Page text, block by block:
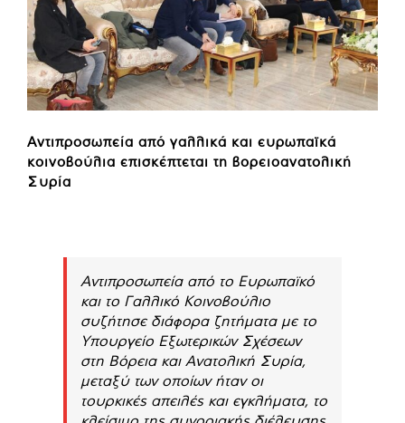
Αντιπροσωπεία από γαλλικά και ευρωπαϊκά
κοινοβούλια επισκέπτεται τη βορειοανατολική
Συρία
Αντιπροσωπεία από το Ευρωπαϊκό
και το Γαλλικό Κοινοβούλιο
συζήτησε διάφορα ζητήματα με το
Υπουργείο Εξωτερικών Σχέσεων
στη Βόρεια και Ανατολική Συρία,
μεταξύ των οποίων ήταν οι
τουρκικές απειλές και εγκλήματα, το